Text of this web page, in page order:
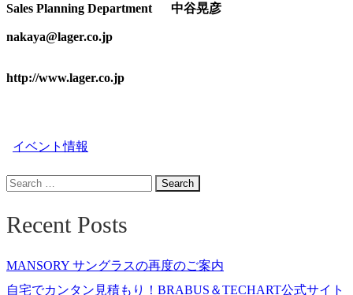
Sales Planning Department 中谷晃彦
nakaya@lager.co.jp
http://www.lager.co.jp
イベント情報
Search
for:
Recent Posts
MANSORY サングラスの再度のご案内
自宅でカンタン見積もり！BRABUS＆TECHART公式サイト